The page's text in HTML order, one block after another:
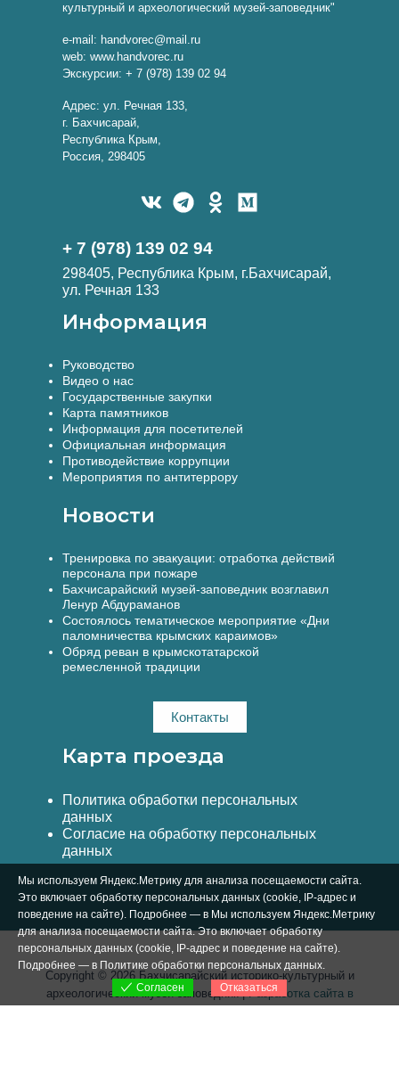
культурный и археологический музей-заповедник"
e-mail: handvorec@mail.ru
web: www.handvorec.ru
Экскурсии: + 7 (978) 139 02 94
Адрес: ул. Речная 133,
г. Бахчисарай,
Республика Крым,
Россия, 298405
+ 7 (978) 139 02 94
298405, Республика Крым, г.Бахчисарай,
ул. Речная 133
Информация
Руководство
Видео о нас
Государственные закупки
Карта памятников
Информация для посетителей
Официальная информация
Противодействие коррупции
Мероприятия по антитеррору
Новости
Тренировка по эвакуации: отработка действий
персонала при пожаре
Бахчисарайский музей-заповедник возглавил
Ленур Абдураманов
Состоялось тематическое мероприятие «Дни
паломничества крымских караимов»
Обряд реван в крымскотатарской
ремесленной традиции
Контакты
Карта проезда
Политика обработки персональных
данных
Согласие на обработку персональных
данных
Copyright © 2026 Бахчисарайский историко-культурный и
археологический музей-заповедник |Разработка сайта в
Мы используем Яндекс.Метрику для анализа посещаемости сайта.
Это включает обработку персональных данных (cookie, IP-адрес и
поведение на сайте). Подробнее — в Мы используем Яндекс.Метрику
для анализа посещаемости сайта. Это включает обработку
персональных данных (cookie, IP-адрес и поведение на сайте).
Подробнее — в Политике обработки персональных данных.
Согласен
Отказаться